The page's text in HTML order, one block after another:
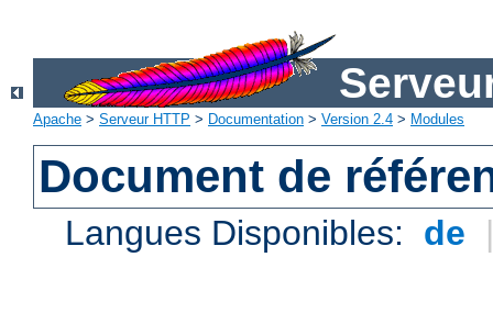
Apache > Serveur HTTP > Documentation > Version 2.4 > Modules
Document de
Langues Disponibles: de